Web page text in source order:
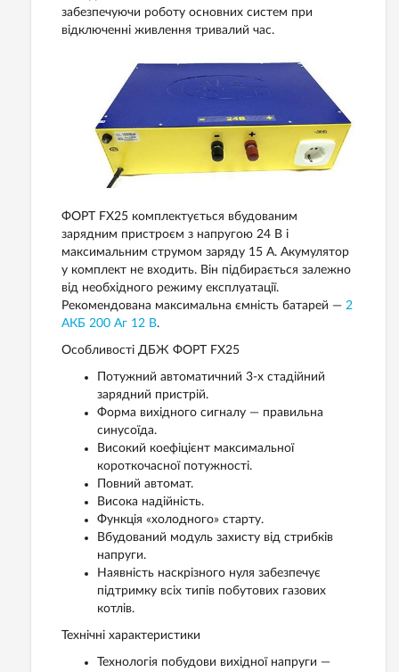
забезпечуючи роботу основних систем при
відключенні живлення тривалий час.
ФОРТ FX25 комплектується вбудованим
зарядним пристроєм з напругою 24 В і
максимальним струмом заряду 15 А. Акумулятор
у комплект не входить. Він підбирається залежно
від необхідного режиму експлуатації.
Рекомендована максимальна ємність батарей — 2
АКБ 200 Аг 12 В.
Особливості ДБЖ ФОРТ FX25
Потужний автоматичний 3-х стадійний
зарядний пристрій.
Форма вихідного сигналу — правильна
синусоїда.
Високий коефіцієнт максимальної
короткочасної потужності.
Повний автомат.
Висока надійність.
Функція «холодного» старту.
Вбудований модуль захисту від стрибків
напруги.
Наявність наскрізного нуля забезпечує
підтримку всіх типів побутових газових
котлів.
Технічні характеристики
Технологія побудови вихідної напруги —